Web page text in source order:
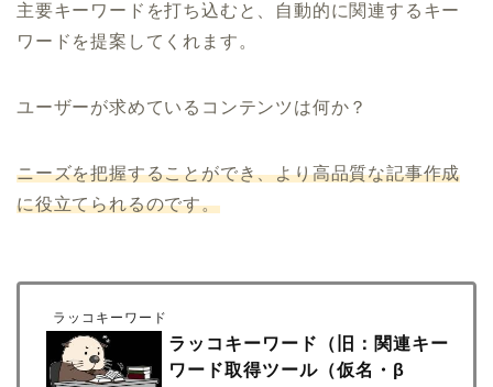
主要キーワードを打ち込むと、自動的に関連するキー
ワードを提案してくれます。
ユーザーが求めているコンテンツは何か？
ニーズを把握することができ、より高品質な記事作成
に役立てられるのです。
ラッコキーワード
ラッコキーワード（旧：関連キー
ワード取得ツール（仮名・β